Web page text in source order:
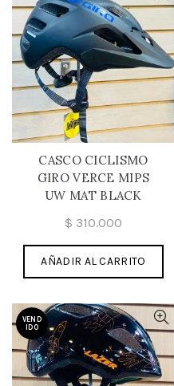
CASCO CICLISMO
GIRO VERCE MIPS
UW MAT BLACK
$ 310.000
AÑADIR AL CARRITO
VEND
IDO